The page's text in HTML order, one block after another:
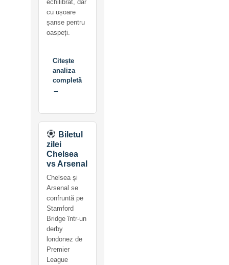
echilibrat, dar
cu ușoare
șanse pentru
oaspeți.
Citește
analiza
completă
→
Biletul
zilei
Chelsea
vs Arsenal
Chelsea și
Arsenal se
confruntă pe
Stamford
Bridge într-un
derby
londonez de
Premier
League